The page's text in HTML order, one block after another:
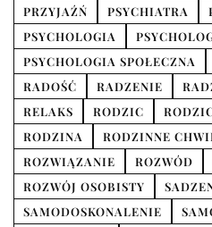
PRZYJAŹŃ
PSYCHIATRA
PSYCHOLOGIA
PSYCHOLOGIA SPOŁECZNA
RADOŚĆ
RADZENIE
RELAKS
RODZIC
RODZINA
RODZINNE
ROZWIĄZANIE
ROZWÓD
ROZWÓJ OSOBISTY
SAMODOSKONALENIE